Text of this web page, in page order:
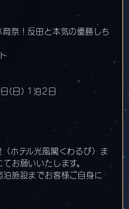
祭！反田と本気の優勝しち
(日) 1泊2日
ホテル光風閣くわるび）ま
お願いいたします。
施設までお客様ご自身に